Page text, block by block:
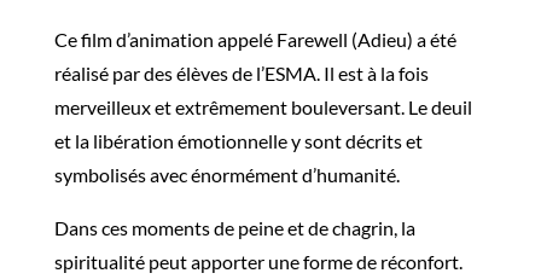
Ce film d’animation appelé Farewell (Adieu) a été
réalisé par des élèves de l’ESMA. Il est à la fois
merveilleux et extrêmement bouleversant. Le deuil
et la libération émotionnelle y sont décrits et
symbolisés avec énormément d’humanité.
Dans ces moments de peine et de chagrin, la
spiritualité peut apporter une forme de réconfort.